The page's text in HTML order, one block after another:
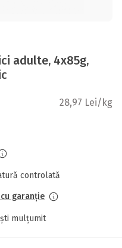
adulte, 4x85g,
28,97 Lei/kg
controlată
garanție
mulțumit